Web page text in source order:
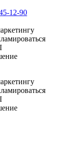
12-90